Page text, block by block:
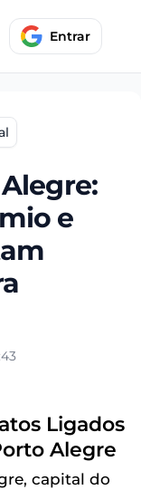
Entrar
e
Ligados
Alegre
capital do